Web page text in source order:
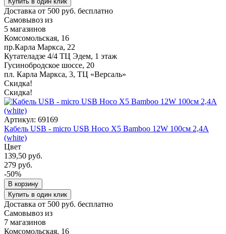
Доставка от 500 руб. бесплатно
Самовывоз из
5 магазинов
Комсомольская, 16
пр.Карла Маркса, 22
Кутателадзе 4/4 ТЦ Эдем, 1 этаж
Гусинобродское шоссе, 20
пл. Карла Маркса, 3, ТЦ «Версаль»
Скидка!
Скидка!
Артикул: 69169
Кабель USB - micro USB Hoco X5 Bamboo 12W 100см 2,4A
(white)
Цвет
139,50 руб.
279 руб.
-50%
В корзину
Купить в один клик
Доставка от 500 руб. бесплатно
Самовывоз из
7 магазинов
Комсомольская, 16